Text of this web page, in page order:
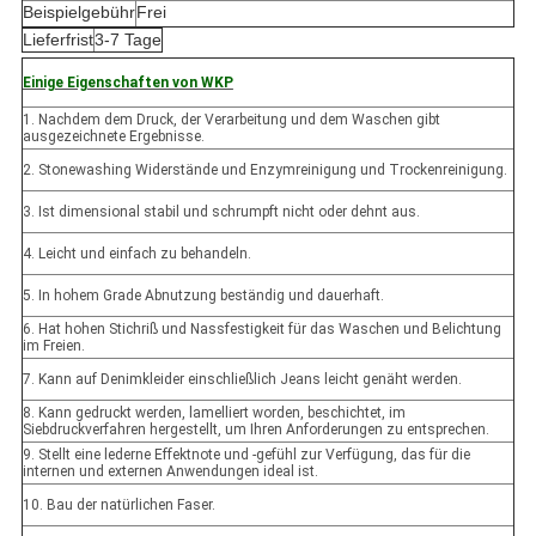
BeispielgebührFrei
Lieferfrist3-7 Tage
Einige Eigenschaften von WKP
1. Nachdem dem Druck, der Verarbeitung und dem Waschen gibt
ausgezeichnete Ergebnisse.
2. Stonewashing Widerstände und Enzymreinigung und Trockenreinigung.
3. Ist dimensional stabil und schrumpft nicht oder dehnt aus.
4. Leicht und einfach zu behandeln.
5. In hohem Grade Abnutzung beständig und dauerhaft.
6. Hat hohen Stichriß und Nassfestigkeit für das Waschen und Belichtung
im Freien.
7. Kann auf Denimkleider einschließlich Jeans leicht genäht werden.
8. Kann gedruckt werden, lamelliert worden, beschichtet, im
Siebdruckverfahren hergestellt, um Ihren Anforderungen zu entsprechen.
9. Stellt eine lederne Effektnote und -gefühl zur Verfügung, das für die
internen und externen Anwendungen ideal ist.
10. Bau der natürlichen Faser.